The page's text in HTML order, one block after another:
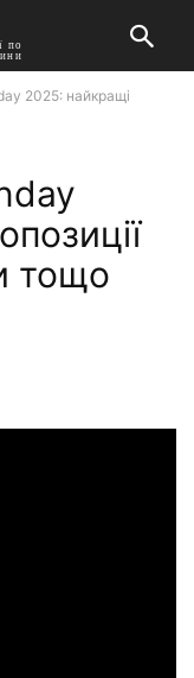
по
2025: найкращі
тощо